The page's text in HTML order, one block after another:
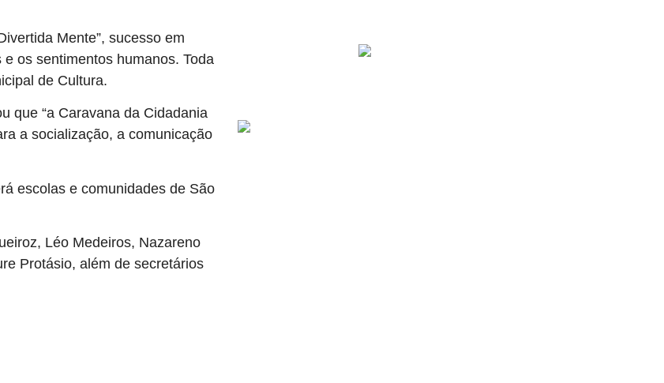
Mente”, sucesso em
os sentimentos humanos. Toda
de Cultura.
que “a Caravana da Cidadania
a socialização, a comunicação
escolas e comunidades de São
Léo Medeiros, Nazareno
Protásio, além de secretários